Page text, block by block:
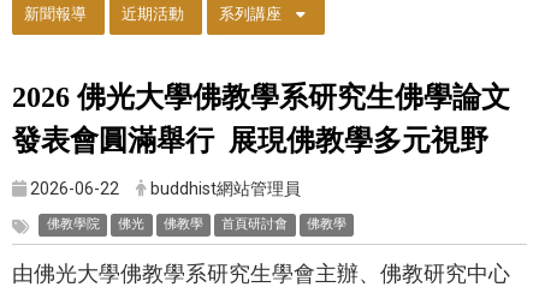
新聞報導 近期活動 系列講座
2026 佛光大學佛教學系研究生佛學論文
發表會圓滿舉行 展現佛教學多元視野
2026-06-22 buddhist網站管理員
佛教學院 佛光 佛教學 首頁研討會 佛教學
由佛光大學佛教學系研究生學會主辦、佛教研究中心